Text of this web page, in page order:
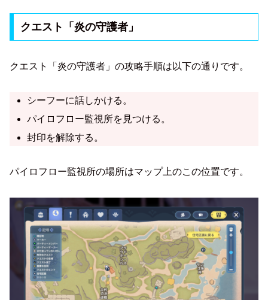
クエスト「炎の守護者」
クエスト「炎の守護者」の攻略手順は以下の通りです。
シーフーに話しかける。
パイロフロー監視所を見つける。
封印を解除する。
パイロフロー監視所の場所はマップ上のこの位置です。